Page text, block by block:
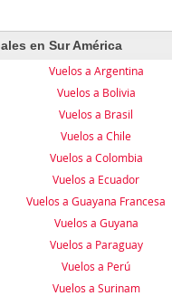
en Sur América
Vuelos a Argentina
Vuelos a Bolivia
Vuelos a Brasil
Vuelos a Chile
Vuelos a Colombia
Vuelos a Ecuador
Vuelos a Guayana Francesa
Vuelos a Guyana
Vuelos a Paraguay
Vuelos a Perú
Vuelos a Surinam